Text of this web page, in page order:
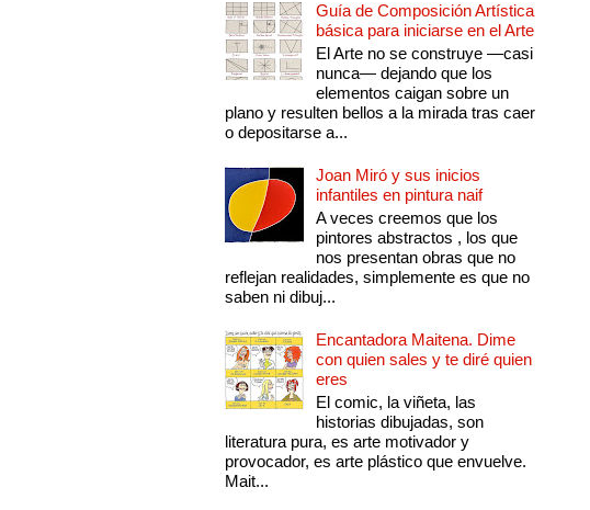
Guía de Composición Artística
básica para iniciarse en el Arte
El Arte no se construye —casi
nunca— dejando que los
elementos caigan sobre un
plano y resulten bellos a la mirada tras caer
o depositarse a...
Joan Miró y sus inicios
infantiles en pintura naif
A veces creemos que los
pintores abstractos , los que
nos presentan obras que no
reflejan realidades, simplemente es que no
saben ni dibuj...
Encantadora Maitena. Dime
con quien sales y te diré quien
eres
El comic, la viñeta, las
historias dibujadas, son
literatura pura, es arte motivador y
provocador, es arte plástico que envuelve.
Mait...